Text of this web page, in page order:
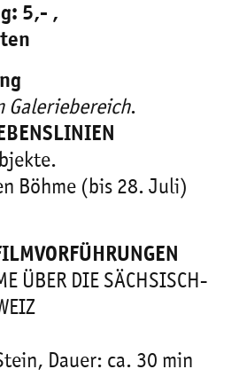
5,- ,
Galeriebereich.
Böhme (bis 28. Juli)
ÜBER DIE SÄCHSISCH-
Dauer: ca. 30 min